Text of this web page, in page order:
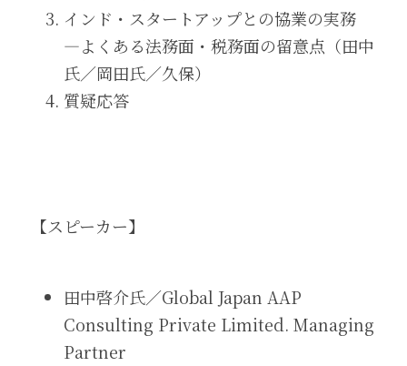
インド・スタートアップとの協業の実務
―よくある法務面・税務面の留意点（田中
氏／岡田氏／久保）
質疑応答
【スピーカー】
田中啓介氏／Global Japan AAP
Consulting Private Limited. Managing
Partner